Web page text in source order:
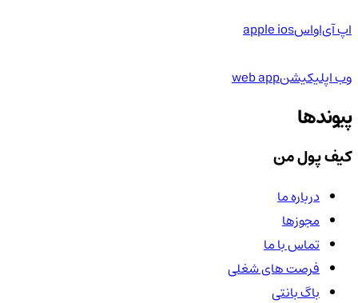
اپ آی‌او‌اسapple ios
وب اپلیکیشنweb app
پیوندها
کیف پول من
درباره ما
مجوزها
تماس با ما
فرصت های شغلی
باگ بانتی